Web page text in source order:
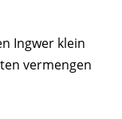
Ingwer klein
vermengen